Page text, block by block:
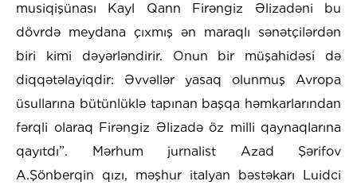
musiqişünası Kayl Qann Firəngiz Əlizadəni bu
dövrdə meydana çıxmış ən maraqlı sənətçilərdən
biri kimi dəyərləndirir. Onun bir müşahidəsi də
diqqətəlayiqdir: Əvvəllər yasaq olunmuş Avropa
üsullarına bütünlüklə tapınan başqa həmkarlarından
fərqli olaraq Firəngiz Əlizadə öz milli qaynaqlarına
qayıtdı”. Mərhum jurnalist Azad Şərifov
A.Şönberqin qızı, məşhur italyan bəstəkarı Luidci